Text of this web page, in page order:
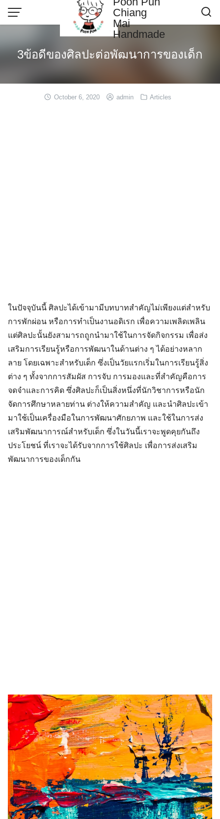
Chiang
Mai
Handmade
Poonpun Thai Clay
Sample Page
3ข้อดีของศิลปะต่อพัฒนาการของเด็ก
October 6, 2020 admin Articles
ในปัจจุบันนี้ ศิลปะได้เข้ามามีบทบาทสำคัญไม่เพียงแต่สำหรับ
การพักผ่อน หรือการทำเป็นงานอดิเรก เพื่อความเพลิดเพลิน
แต่ศิลปะนั้นยังสามารถถูกนำมาใช้ในการจัดกิจกรรม เพื่อส่ง
เสริมการเรียนรู้หรือการพัฒนาในด้านต่าง ๆ ได้อย่างหลาก
ลาย โดยเฉพาะสำหรับเด็ก ซึ่งเป็นวัยแรกเริ่มในการเรียนรู้สิ่ง
ต่าง ๆ ทั้งจากการสัมผัส การจับ การมองและที่สำคัญคือการ
จดจำและการคิด ซึ่งศิลปะก็เป็นสิ่งหนึ่งที่นักวิชาการหรือนัก
จัดการศึกษาหลายท่าน ต่างให้ความสำคัญ และนำศิลปะเข้า
มาใช้เป็นเครื่องมือในการพัฒนาศักยภาพ และใช้ในการส่ง
เสริมพัฒนาการณ์สำหรับเด็ก ซึ่งในวันนี้เราจะพูดคุยกันถึง
ประโยชน์ ที่เราจะได้รับจากการใช้ศิลปะ เพื่อการส่งเสริม
พัฒนาการของเด็กกัน